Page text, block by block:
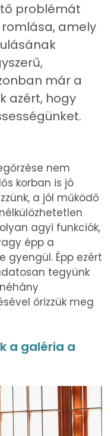
problémát
amely
már a
azért, hogy
nem
korban is jó
a jól működő
agyi funkciók,
épp a
gyengül. Épp ezért
tegyünk
őrizzük meg
a galéria a